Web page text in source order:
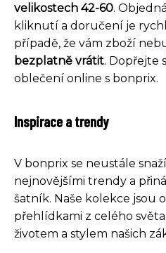
velikostech 42-60.
kliknutí a doručení je
případě, že vám zboží
bezplatně vrátit. Dopřejte
oblečení online s bonprix.
Inspirace a trendy
V bonprix se neustále
nejnovějšími trendy a
šatník. Naše kolekce jsou
přehlídkami z celého
životem a stylem našich